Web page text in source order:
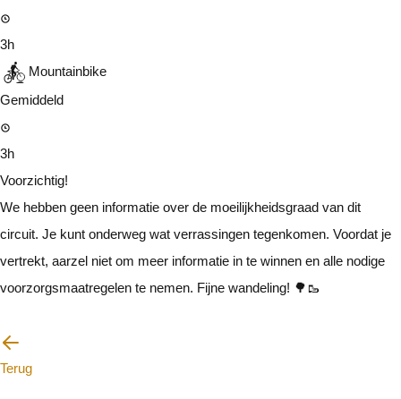
3h
Mountainbike
Gemiddeld
3h
Voorzichtig!
We hebben geen informatie over de moeilijkheidsgraad van dit
circuit. Je kunt onderweg wat verrassingen tegenkomen. Voordat je
vertrekt, aarzel niet om meer informatie in te winnen en alle nodige
voorzorgsmaatregelen te nemen. Fijne wandeling! 🌳🥾
Terug